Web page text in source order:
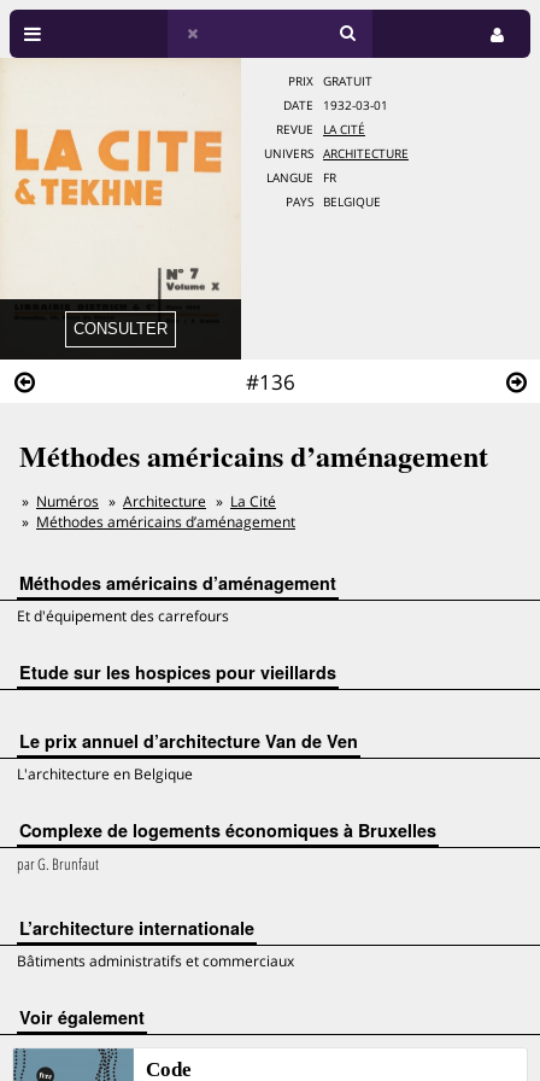
#136
PRIX
GRATUIT
DATE
1932-03-01
REVUE
LA CITÉ
UNIVERS
ARCHITECTURE
LANGUE
FR
PAYS
BELGIQUE
Méthodes américains d’aménagement
Numéros Architecture
La Cité
Méthodes américains d’aménagement
Méthodes américains d’aménagement
Et d'équipement des carrefours
Etude sur les hospices pour vieillards
Le prix annuel d’architecture Van de Ven
L'architecture en Belgique
Complexe de logements économiques à Bruxelles
parG. Brunfaut
L’architecture internationale
Bâtiments administratifs et commerciaux
voir également
Code